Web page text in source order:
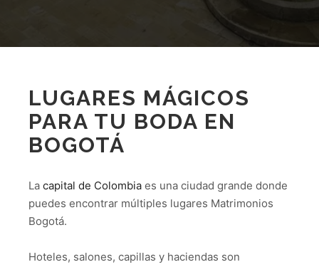
LUGARES MÁGICOS
PARA TU BODA EN
BOGOTÁ
La capital de Colombia es una ciudad grande donde
puedes encontrar múltiples lugares Matrimonios
Bogotá.
Hoteles, salones, capillas y haciendas son